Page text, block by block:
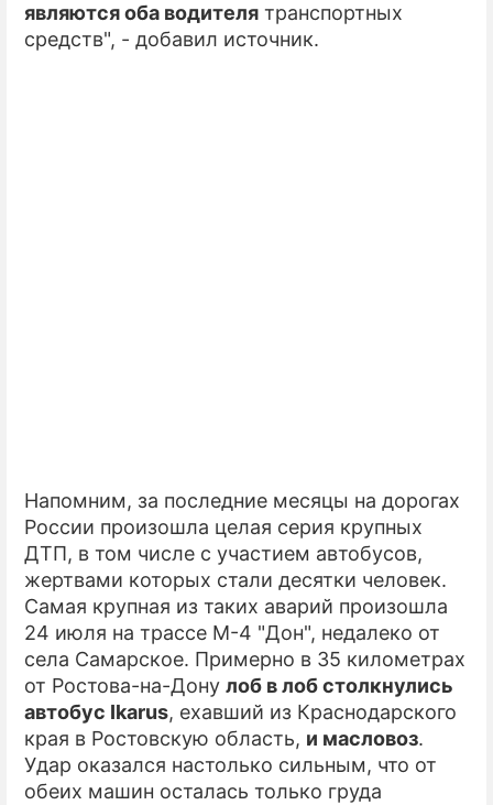
являются оба водителя транспортных
средств", - добавил источник.
Напомним, за последние месяцы на дорогах
России произошла целая серия крупных
ДТП, в том числе с участием автобусов,
жертвами которых стали десятки человек.
Самая крупная из таких аварий произошла
24 июля на трассе М-4 "Дон", недалеко от
села Самарское. Примерно в 35 километрах
от Ростова-на-Дону лоб в лоб столкнулись
автобус Ikarus, ехавший из Краснодарского
края в Ростовскую область, и масловоз.
Удар оказался настолько сильным, что от
обеих машин осталась только груда